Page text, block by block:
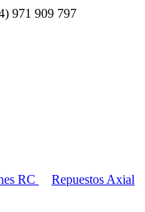
971 909 797
RC Repuestos Axial